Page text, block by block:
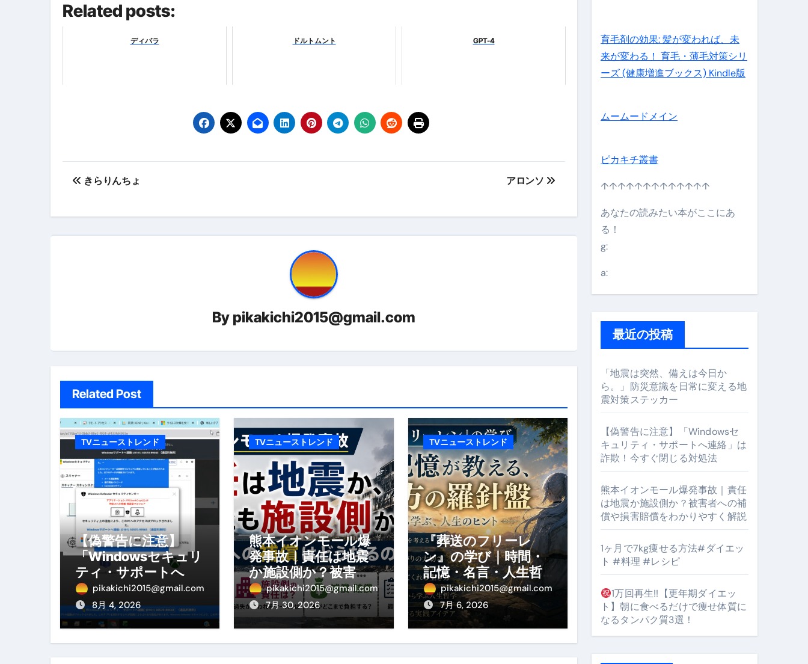
この動画は国にすぐ消されます。これが日本が残念な国になった理由です。国民は●●をしないとこの先さらに貧しくなります。【 竹花貴騎 切り抜き 会社員
意外にありえる？日経平均40000円を妄想シナリオ検証してみた！ズボラ株投資
弁護士が教える「投資詐欺」に引っかからないための方法 #投資詐欺 #詐欺 #弁護士 #法律
【2023年最新】金融ブラックでも可能な資金調達法3選！#shorts
個人事業主は銀行から融資を受けるとリスクが高い #shorts
【誰でも出来る】3万円が10％増量の「33000円」になる！
【即金】3時間で5万円稼ぐセルフバックの全貌！危険回避と安全な稼ぎ方を徹底解説
【超高騰】爆上がりしたビットコインに695万円も投資してる営業39歳サラリーマン【2025年10月3日】 #bitcoin #全財産 #暗号資産
Q：借りた借金を返さなくていい場合ってありますか？#Shorts
【必見】もう営業電話は怖くない！初心者でも成果を出す電話の仕方はコレ！
自己破産にまつわるよくある勘違い4選#Shorts
体脂肪が落ちる朝食3選 #ダイエット
No.102 9割が勘違い 自己破産の真実
アーモンドを毎日食べたらどうなるの？①【30秒でわかる効果まとめ】#アーモンド #ダイエット #筋トレ #美容 #健康 #雑学 #ナレーター #小林将大
【ひろゆき】借金1億円あります 返済か、自己破産かひろゆきさんならどちらを選びますか？ #shorts
セラピストのための！美容、健康、ダイエットにとても重要な女性ホルモンと男性ホルモン
弁護士解説【詐欺被害】警察に行っても返金されません
5キロ痩せる簡単な方法
ムームードメイン 2月のおすすめドメイン特集- ビジネスの信用を築く――そのすべての起点となるのが独自ドメイン
FRONTIER スーパーセール2026 完全攻略ガイド 今こそ買い時！ゲーミングPC・高性能BTOを最安で手に入れる方法
なくす不安と消える恐怖をゼロにする時代へ Pebblebee × iMazing で完成する「究極のスマホ防衛システム」完全ガイド
使った分だけ支払う、いちばん賢いスマホ代。 BB.exciteモバイル「Fitプラン」完全ガイド
Related posts:
ディバラ ドルトムント GPT-4
投
ナ
ョ
きらりんちょ アロンソ
By pikakichi2015@gmail.com
Related Post
TVニューストレンド
【偽警告に注意】
「Windowsセキュリ
ティ・サポートへ連
絡」は詐欺！今すぐ
閉じる対処法
pikakichi2015@gmail.com
8月 4, 2026
TVニューストレンド
熊本イオンモール爆
発事故｜責任は地震
か施設側か？被害者
への補償や損害賠償
をわかりやすく解説
pikakichi2015@gmail.com
7月 30, 2026
TVニューストレンド
『葬送のフリーレ
ン』の学び｜時間・
記憶・名言・人生哲
学から読み解く生き
方
pikakichi2015@gmail.com
7月 6, 2026
育毛剤の効果: 髪が変われば、未
来が変わる！ 育毛・薄毛対策シリ
ーズ (健康増進ブックス) Kindle版
ムームードメイン
ピカキチ叢書
↑↑↑↑↑↑↑↑↑↑↑↑↑
あなたの読みたい本がここにあ
る！
g:
a:
最近の投稿
「地震は突然、備えは今日か
ら。」防災意識を日常に変える地
震対策ステッカー
【偽警告に注意】「Windowsセ
キュリティ・サポートへ連絡」は
詐欺！今すぐ閉じる対処法
熊本イオンモール爆発事故｜責任
は地震か施設側か？被害者への補
償や損害賠償をわかりやすく解説
1ヶ月で7kg痩せる方法#ダイエッ
ト #料理 #レシピ
1万回再生!!【更年期ダイエッ
ト】朝に食べるだけで痩せ体質に
なるタンパク質3選！